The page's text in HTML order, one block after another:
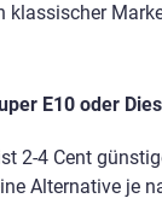
klassischer
E10 oder
2-4 Cent
Alternative je